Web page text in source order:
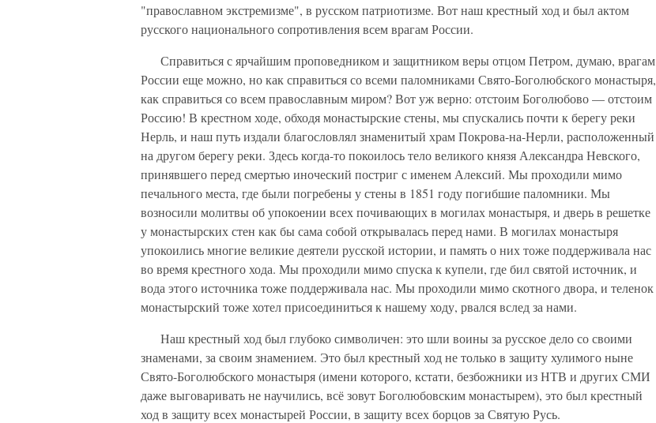
"православном экстремизме", в русском патриотизме. Вот наш крестный ход и был актом
русского национального сопротивления всем врагам России.
Справиться с ярчайшим проповедником и защитником веры отцом Петром, думаю, врагам
России еще можно, но как справиться со всеми паломниками Свято-Боголюбского монастыря,
как справиться со всем православным миром? Вот уж верно: отстоим Боголюбово — отстоим
Россию! В крестном ходе, обходя монастырские стены, мы спускались почти к берегу реки
Нерль, и наш путь издали благословлял знаменитый храм Покрова-на-Нерли, расположенный
на другом берегу реки. Здесь когда-то покоилось тело великого князя Александра Невского,
принявшего перед смертью иноческий постриг с именем Алексий. Мы проходили мимо
печального места, где были погребены у стены в 1851 году погибшие паломники. Мы
возносили молитвы об упокоении всех почивающих в могилах монастыря, и дверь в решетке
у монастырских стен как бы сама собой открывалась перед нами. В могилах монастыря
упокоились многие великие деятели русской истории, и память о них тоже поддерживала нас
во время крестного хода. Мы проходили мимо спуска к купели, где бил святой источник, и
вода этого источника тоже поддерживала нас. Мы проходили мимо скотного двора, и теленок
монастырский тоже хотел присоединиться к нашему ходу, рвался вслед за нами.
Наш крестный ход был глубоко символичен: это шли воины за русское дело со своими
знаменами, за своим знамением. Это был крестный ход не только в защиту хулимого ныне
Свято-Боголюбского монастыря (имени которого, кстати, безбожники из НТВ и других СМИ
даже выговаривать не научились, всё зовут Боголюбовским монастырем), это был крестный
ход в защиту всех монастырей России, в защиту всех борцов за Святую Русь.